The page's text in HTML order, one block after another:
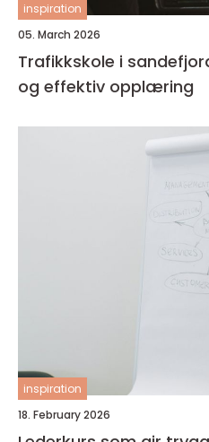
inspiration
05. March 2026
Trafikkskole i
og effektiv opplæring
inspiration
18. February 2026